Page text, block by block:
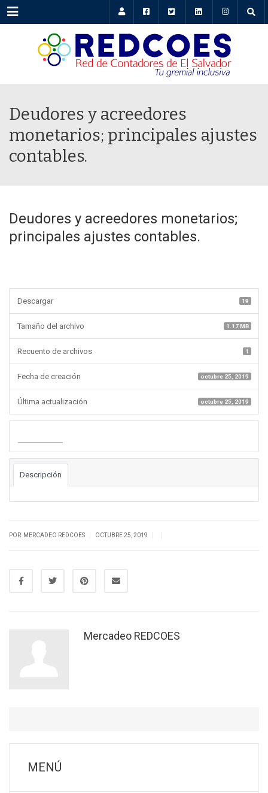
Menu
Deudores y acreedores
monetarios; principales ajustes
contables.
Deudores y acreedores monetarios;
principales ajustes contables.
Descargar 19
Tamaño del archivo 1.17 MB
Recuento de archivos 1
Fecha de creación octubre 25, 2019
Última actualización octubre 25, 2019
Descripción
POR: MERCADEO REDCOES OCTUBRE 25, 2019
Mercadeo REDCOES
MENÚ